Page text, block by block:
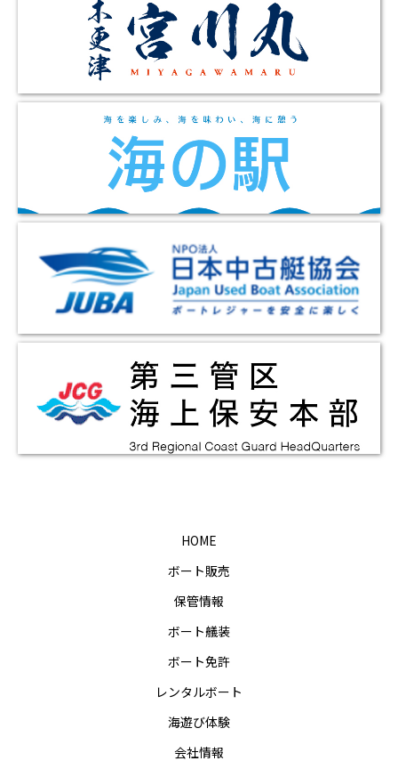
HOME
ボート販売
保管情報
ボート艤装
ボート免許
レンタルボート
海遊び体験
会社情報